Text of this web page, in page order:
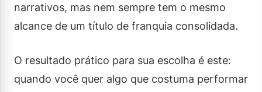
narrativos, mas nem sempre tem o mesmo
alcance de um título de franquia consolidada.
O resultado prático para sua escolha é este:
quando você quer algo que costuma performar